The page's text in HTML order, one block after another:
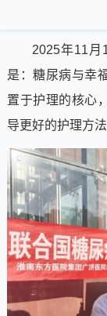
2025年11月
是：糖尿病与幸
置于护理的核心
导更好的护理方法